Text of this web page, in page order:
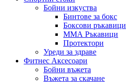
Бойни изкуства
Бинтове за бокс
Боксови ръкавици
ММА Ръкавици
Протектори
Уреди за здраве
Фитнес Аксесоари
Бойни въжета
Въжета за скачане